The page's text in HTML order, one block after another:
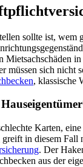
sollte ist, wem
Mietsachschäden
müssen sich nicht
, klassische
Karten,
in diesem
. Der
aus der